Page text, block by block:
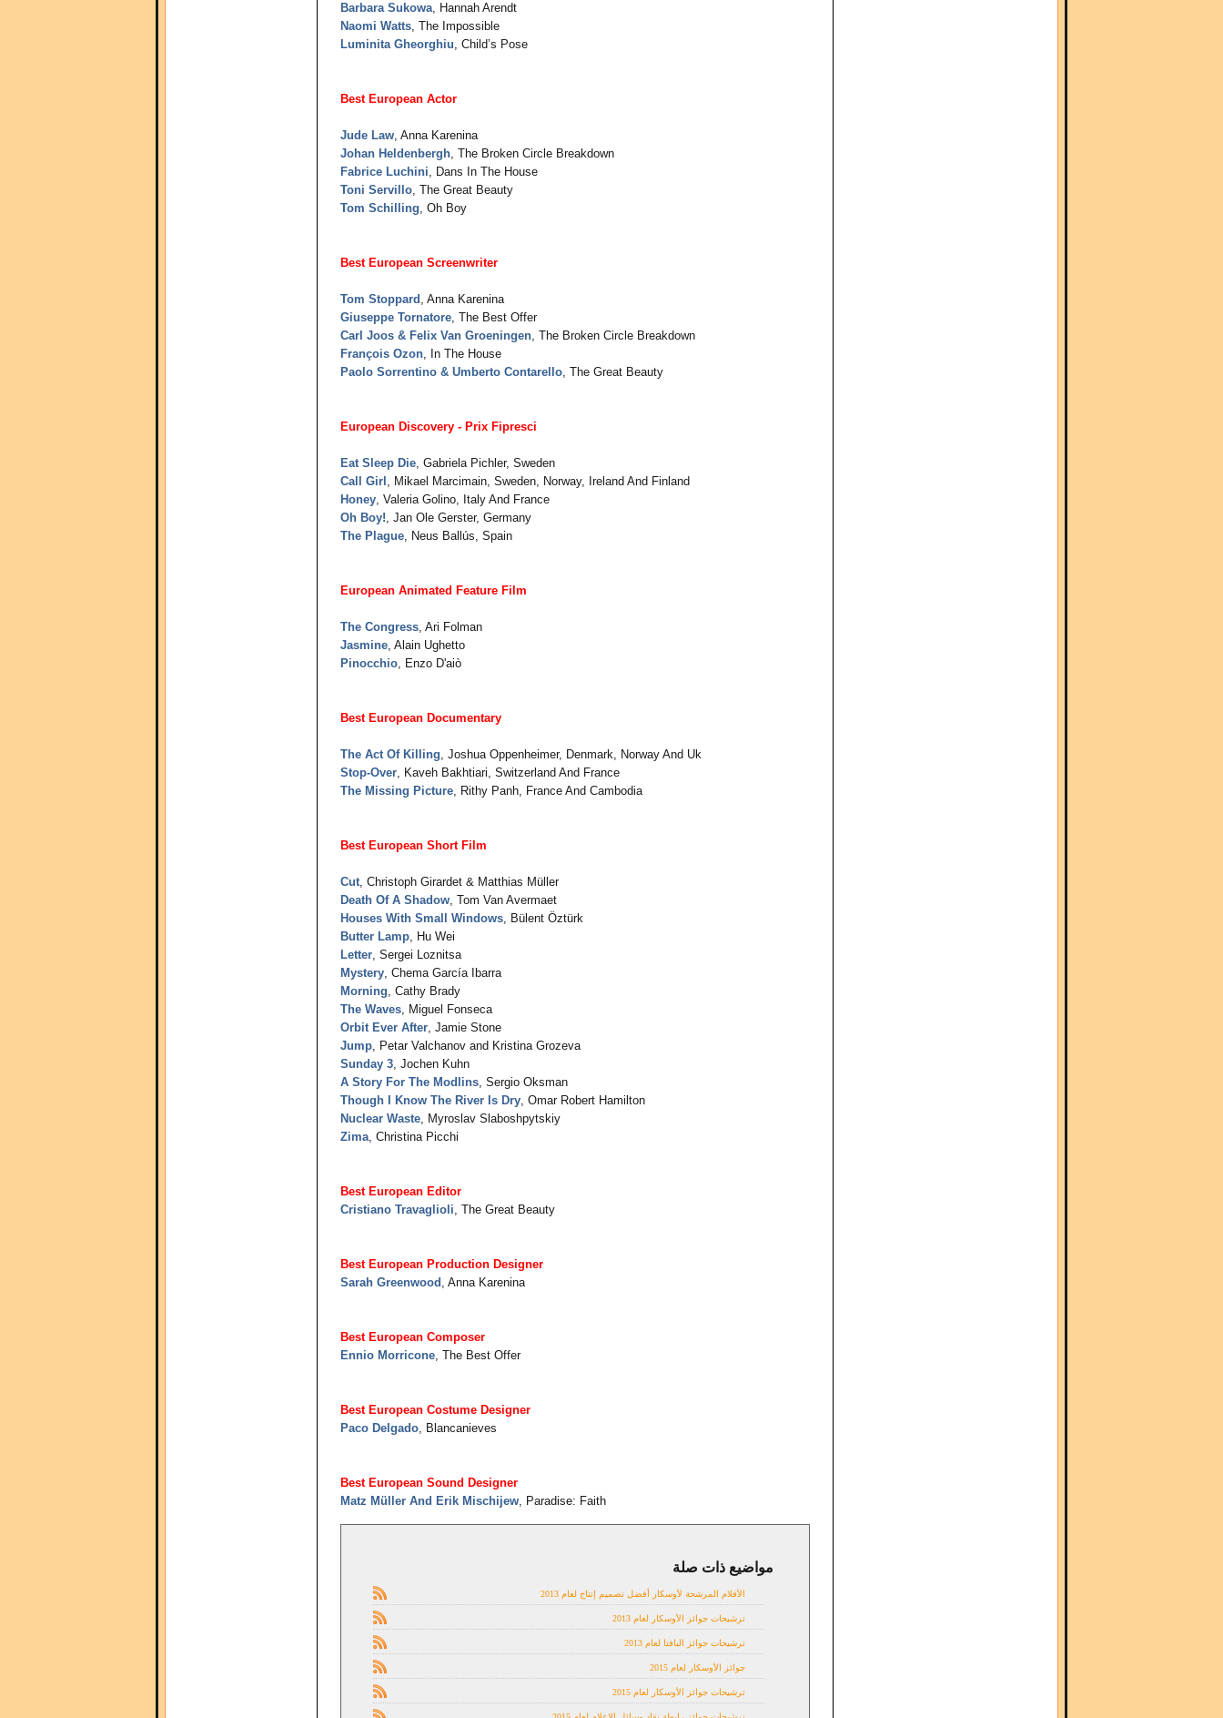
Barbara Sukowa, Hannah Arendt
Naomi Watts, The Impossible
Luminita Gheorghiu, Child’s Pose
Best European Actor
Jude Law, Anna Karenina
Johan Heldenbergh, The Broken Circle Breakdown
Fabrice Luchini, Dans In The House
Toni Servillo, The Great Beauty
Tom Schilling, Oh Boy
Best European Screenwriter
Tom Stoppard , Anna Karenina
Giuseppe Tornatore, The Best Offer
Carl Joos & Felix Van Groeningen, The Broken Circle Breakdown
François Ozon, In The House
Paolo Sorrentino & Umberto Contarello, The Great Beauty
European Discovery - Prix Fipresci
Eat Sleep Die, Gabriela Pichler, Sweden
Call Girl , Mikael Marcimain, Sweden, Norway, Ireland And Finland
Honey, Valeria Golino, Italy And France
Oh Boy!, Jan Ole Gerster, Germany
The Plague, Neus Ballús, Spain
European Animated Feature Film
The Congress, Ari Folman
Jasmine, Alain Ughetto
Pinocchio, Enzo D'aiò
Best European Documentary
The Act Of Killing, Joshua Oppenheimer, Denmark, Norway And Uk
Stop-Over, Kaveh Bakhtiari, Switzerland And France
The Missing Picture, Rithy Panh, France And Cambodia
Best European Short Film
Cut, Christoph Girardet & Matthias Müller
Death Of A Shadow, Tom Van Avermaet
Houses With Small Windows, Bülent Öztürk
Butter Lamp, Hu Wei
Letter, Sergei Loznitsa
Mystery, Chema García Ibarra
Morning, Cathy Brady
The Waves, Miguel Fonseca
Orbit Ever After, Jamie Stone
Jump, Petar Valchanov and Kristina Grozeva
Sunday 3, Jochen Kuhn
A Story For The Modlins, Sergio Oksman
Though I Know The River Is Dry, Omar Robert Hamilton
Nuclear Waste, Myroslav Slaboshpytskiy
Zima, Christina Picchi
Best European Editor
Cristiano Travaglioli, The Great Beauty
Best European Production Designer
Sarah Greenwood , Anna Karenina
Best European Composer
Ennio Morricone, The Best Offer
Best European Costume Designer
Paco Delgado, Blancanieves
Best European Sound Designer
Matz Müller And Erik Mischijew, Paradise: Faith
مواضيع ذات صلة
الأفلام المرشحة لأوسكار أفضل تصميم إنتاج لعام 2013
ترشيحات جوائز الأوسكار لعام 2013
ترشيحات جوائز البافتا لعام 2013
جوائز الأوسكار لعام 2015
ترشيحات جوائز الأوسكار لعام 2015